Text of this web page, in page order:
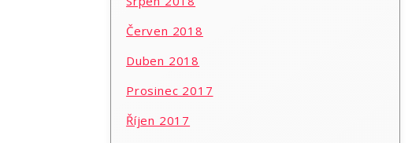
Červen 2018
Duben 2018
Prosinec 2017
Říjen 2017